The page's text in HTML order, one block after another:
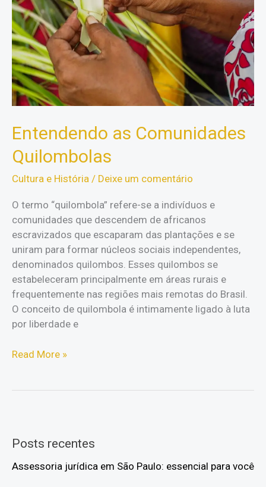
(Petrópolis)
Entendendo as Comunidades
Quilombolas
Cultura e História / Deixe um comentário
O termo “quilombola” refere-se a indivíduos e
comunidades que descendem de africanos
escravizados que escaparam das plantações e se
uniram para formar núcleos sociais independentes,
denominados quilombos. Esses quilombos se
estabeleceram principalmente em áreas rurais e
frequentemente nas regiões mais remotas do Brasil.
O conceito de quilombola é intimamente ligado à luta
por liberdade e
Entendendo
Read More »
Posts recentes
Assessoria jurídica em São Paulo: essencial para você